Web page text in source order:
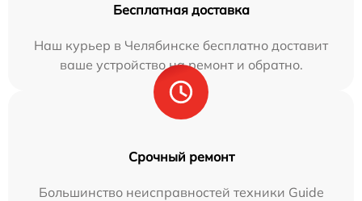
Бесплатная доставка
Наш курьер в Челябинске бесплатно доставит
ваше устройство на ремонт и обратно.
Срочный ремонт
Большинство неисправностей техники Guide